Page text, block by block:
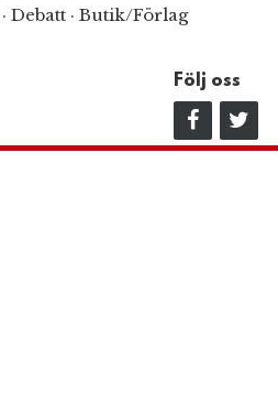
· Debatt · Butik/Förlag
Följ oss